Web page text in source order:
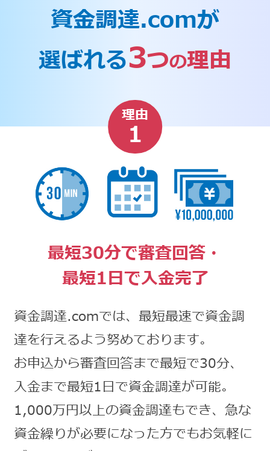
資金調達.comが
選ばれる3つの理由
理由
1
最短30分で審査回答・
最短1日で入金完了
資金調達.comでは、最短最速で資金調
達を行えるよう努めております。
お申込から審査回答まで最短で30分、
入金まで最短1日で資金調達が可能。
1,000万円以上の資金調達もでき、急な
資金繰りが必要になった方でもお気軽に